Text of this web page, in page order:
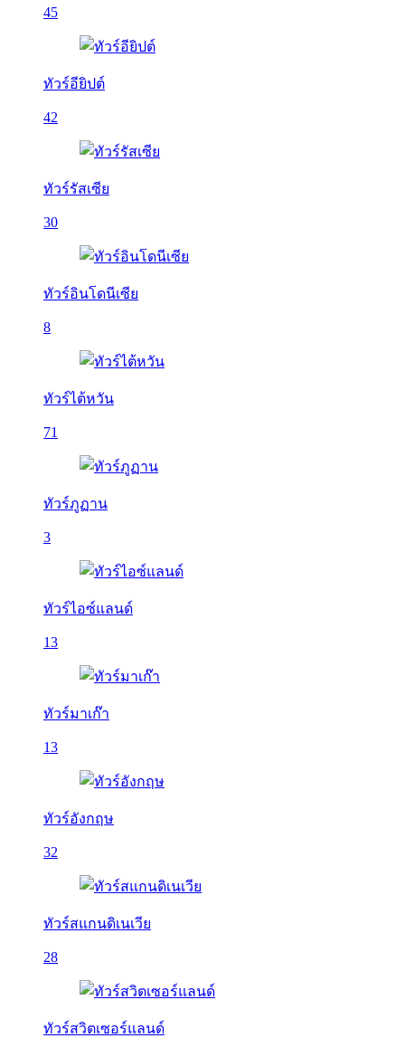
45
ทัวร์อียิปต์
42
ทัวร์รัสเซีย
30
ทัวร์อินโดนีเซีย
8
ทัวร์ไต้หวัน
71
ทัวร์ภูฏาน
3
ทัวร์ไอซ์แลนด์
13
ทัวร์มาเก๊า
13
ทัวร์อังกฤษ
32
ทัวร์สแกนดิเนเวีย
28
ทัวร์สวิตเซอร์แลนด์